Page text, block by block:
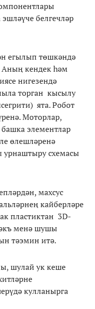
белгечләр
егылып төшкәндә
Аның кендек һәм
нигезендә
торган кысылу
ята. Робот
Моторлар,
элементлар
өлешләренә
схемасы
махсус
кайберләре
пластиктан 3D-
менә шушы
тәэмин итә.
шулай ук кеше
кулланырга